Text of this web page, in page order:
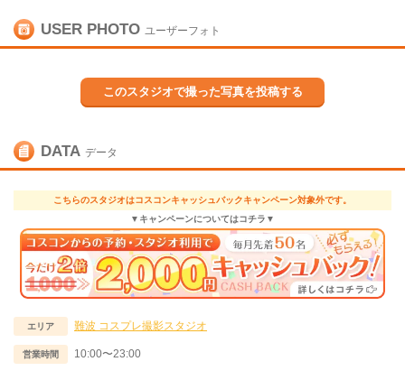
USER PHOTO ユーザーフォト
このスタジオで撮った写真を投稿する
DATA データ
こちらのスタジオはコスコンキャッシュバックキャンペーン対象外です。
▼キャンペーンについてはコチラ▼
エリア 難波 コスプレ撮影スタジオ
営業時間 10:00〜23:00